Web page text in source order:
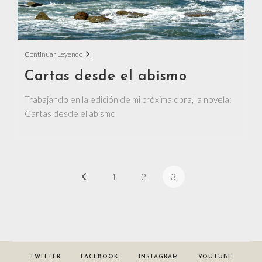
Continuar LeyendoCartas
El
Abismo
Cartas desde el abismo
Trabajando en la edición de mi próxima obra, la novela:
Cartas desde el abismo
Ir a la página anterior
1 2 3
TWITTER FACEBOOK INSTAGRAM YOUTUBE